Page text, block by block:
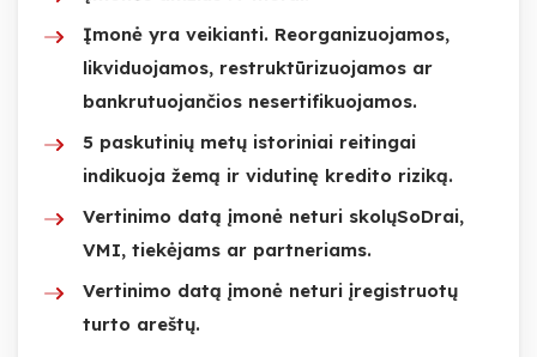
Įmonė yra veikianti. Reorganizuojamos,
likviduojamos, restruktūrizuojamos ar
bankrutuojančios nesertifikuojamos.
5 paskutinių metų istoriniai reitingai
indikuoja žemą ir vidutinę kredito riziką.
Vertinimo datą įmonė neturi skolųSoDrai,
VMI, tiekėjams ar partneriams.
Vertinimo datą įmonė neturi įregistruotų
turto areštų.